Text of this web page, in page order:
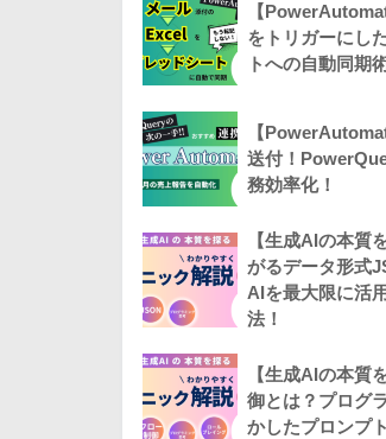
【
をトリガーにし
トへの自動同期
【
送付！
務効率化！
【生成AIの本質
がるデータ形式
AIを最大限に活
法！
【生成AIの本質
御とは？プログ
かしたプロンプ